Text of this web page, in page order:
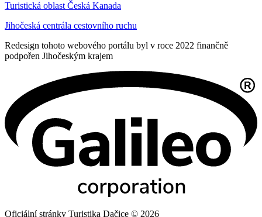
Turistická oblast Česká Kanada
Jihočeská centrála cestovního ruchu
Redesign tohoto webového portálu byl v roce 2022 finančně
podpořen Jihočeským krajem
Oficiální stránky Turistika Dačice © 2026